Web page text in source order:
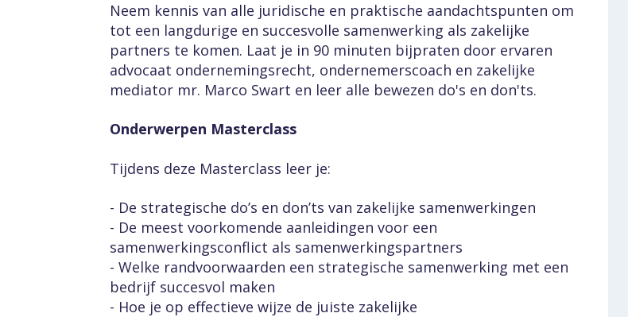
Neem kennis van alle juridische en praktische aandachtspunten om
tot een langdurige en succesvolle samenwerking als zakelijke
partners te komen. Laat je in 90 minuten bijpraten door ervaren
advocaat ondernemingsrecht, ondernemerscoach en zakelijke
mediator mr. Marco Swart en leer alle bewezen do's en don'ts.
Onderwerpen Masterclass
Tijdens deze Masterclass leer je:
- De strategische do’s en don’ts van zakelijke samenwerkingen
- De meest voorkomende aanleidingen voor een
samenwerkingsconflict als samenwerkingspartners
- Welke randvoorwaarden een strategische samenwerking met een
bedrijf succesvol maken
- Hoe je op effectieve wijze de juiste zakelijke